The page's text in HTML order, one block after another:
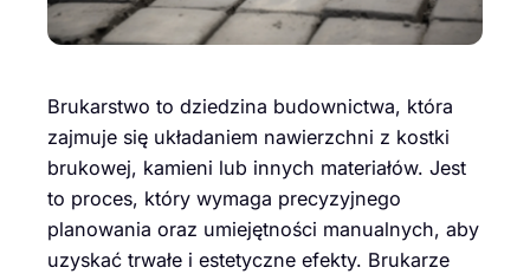
Brukarstwo to dziedzina budownictwa, która
zajmuje się układaniem nawierzchni z kostki
brukowej, kamieni lub innych materiałów. Jest
to proces, który wymaga precyzyjnego
planowania oraz umiejętności manualnych, aby
uzyskać trwałe i estetyczne efekty. Brukarze